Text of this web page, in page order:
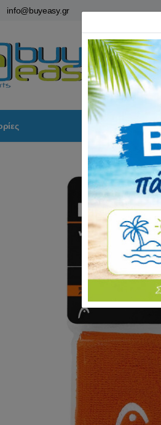
info@buyeasy.gr
Αρχική